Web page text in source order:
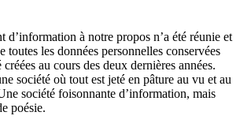
d’information à notre propos n’a été réunie et
toutes les données personnelles conservées
au cours des deux dernières années.
société où tout est jeté en pâture au vu et au
société foisonnante d’information, mais
poésie.